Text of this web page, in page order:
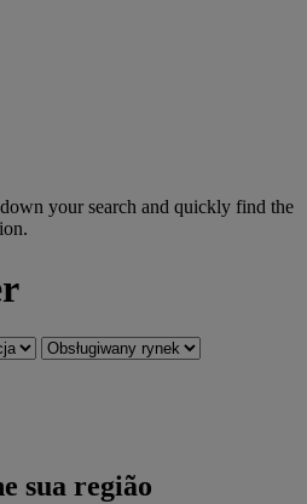
your search and quickly find the
sua região